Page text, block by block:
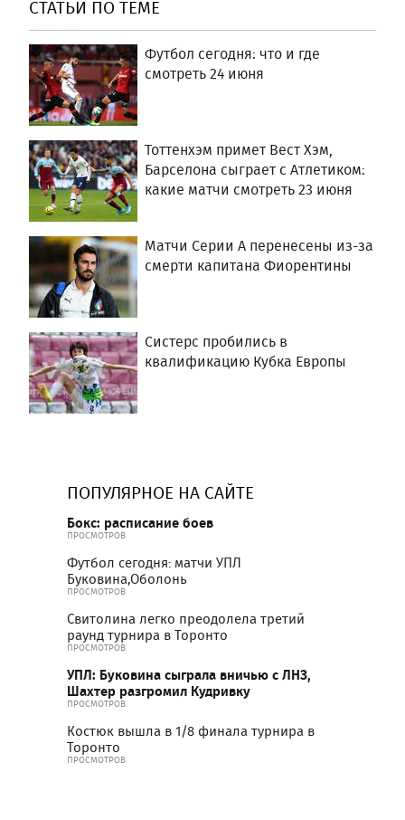
СТАТЬИ ПО ТЕМЕ
Футбол сегодня: что и где
смотреть 24 июня
Тоттенхэм примет Вест Хэм,
Барселона сыграет с Атлетиком:
какие матчи смотреть 23 июня
Матчи Серии А перенесены из-за
смерти капитана Фиорентины
Систерс пробились в
квалификацию Кубка Европы
ПОПУЛЯРНОЕ НА САЙТЕ
Бокс: расписание боев
ПРОСМОТРОВ
Футбол сегодня: матчи УПЛ
Буковина,Оболонь
ПРОСМОТРОВ
Свитолина легко преодолела третий
раунд турнира в Торонто
ПРОСМОТРОВ
УПЛ: Буковина сыграла вничью с ЛНЗ,
Шахтер разгромил Кудривку
ПРОСМОТРОВ
Костюк вышла в 1/8 финала турнира в
Торонто
ПРОСМОТРОВ